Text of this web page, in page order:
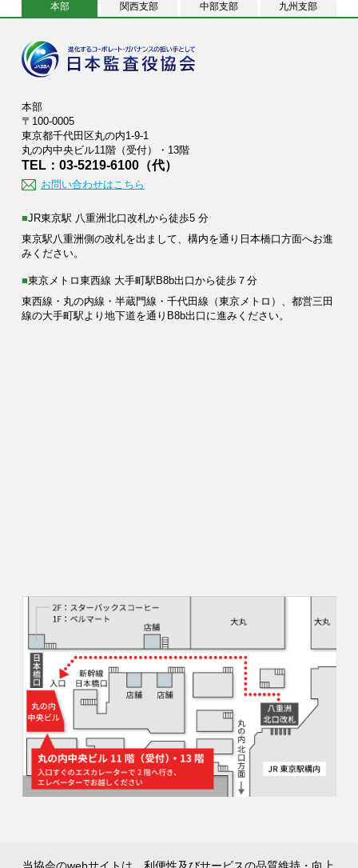
本部 関西支部 中部支部 九州支部
本部
〒100-0005
東京都千代田区丸の内1-9-1
丸の内中央ビル11階（受付）・13階
TEL：03-5219-6100（代）
お問い合わせはこちら
■JR東京駅 八重洲北口改札から徒歩5 分
東京駅八重洲側の改札を出まして、構内を通り日本橋口方面へお進
みください。
■東京メトロ東西線 大手町駅B8b出口から徒歩７分
東西線・丸の内線・半蔵門線・千代田線（東京メトロ）、都営三田
線の大手町駅より地下道を通りB8b出口に進みください。